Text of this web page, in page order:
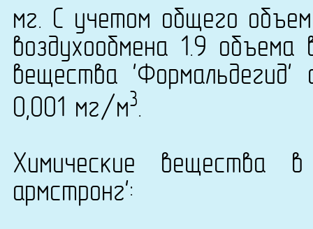
мг. С учетом общего
воздухообмена 1.9
вещества
0,001 мг/м3.
Химические вещества
армстронг':